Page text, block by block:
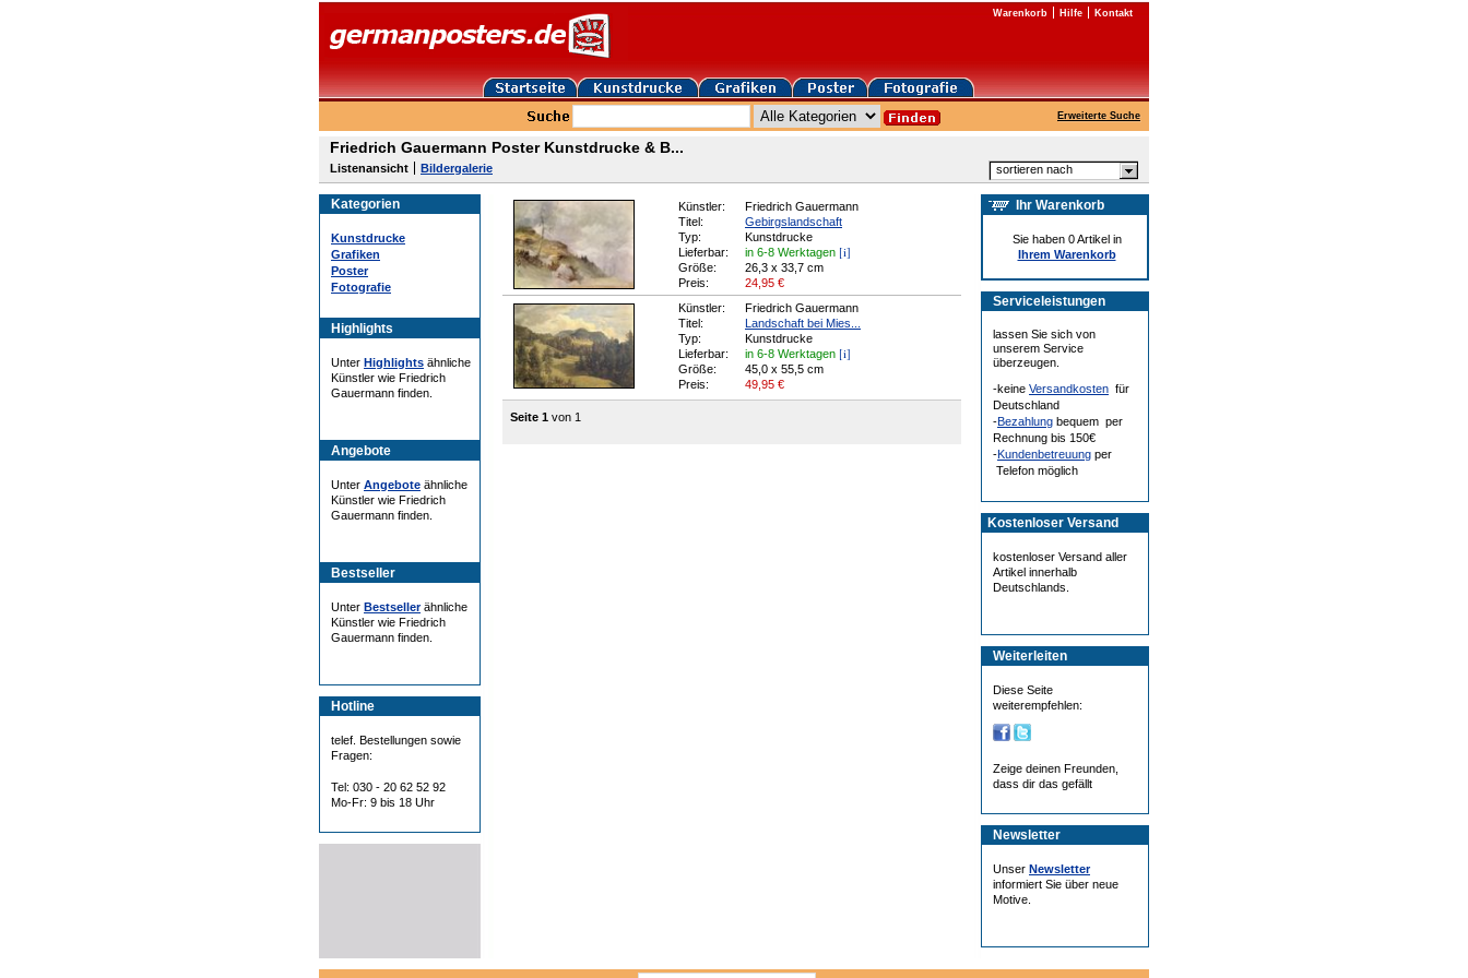
Warenkorb Hilfe Kontakt
Erweiterte Suche
Friedrich Gauermann Poster Kunstdrucke & B...
Listenansicht Bildergalerie sortieren nach
Kategorien
Kunstdrucke
Grafiken
Poster
Fotografie
Highlights
Unter Highlights ähnliche
Künstler wie Friedrich
Gauermann finden.
Angebote
Unter Angebote ähnliche
Künstler wie Friedrich
Gauermann finden.
Bestseller
Unter Bestsellerähnliche
Künstler wie Friedrich
Gauermann finden.
Hotline
telef. Bestellungen sowie
Fragen:
Tel: 030 - 20 62 52 92
Mo-Fr: 9 bis 18 Uhr
Künstler:
Friedrich Gauermann
Titel:
Gebirgslandschaft
Typ:
Kunstdrucke
Lieferbar:
in 6-8 Werktagen [i]
Größe:
26,3 x 33,7 cm
Preis:
24,95 €
Künstler:
Friedrich Gauermann
Titel:
Landschaft bei Mies...
Typ:
Kunstdrucke
Lieferbar:
in 6-8 Werktagen [i]
Größe:
45,0 x 55,5 cm
Preis:
49,95 €
Seite 1 von 1
Ihr Warenkorb
Sie haben 0 Artikel in
Ihrem Warenkorb
Serviceleistungen
lassen Sie sich von
unserem Service
überzeugen.
-keine Versandkosten für
Deutschland
-Bezahlung bequem per
Rechnung bis 150€
-Kundenbetreuung per
Telefon möglich
Kostenloser Versand
kostenloser Versand aller
Artikel innerhalb
Deutschlands.
Weiterleiten
Diese Seite
weiterempfehlen:
Zeige deinen Freunden,
dass dir das gefällt
Newsletter
Unser Newsletter
informiert Sie über neue
Motive.